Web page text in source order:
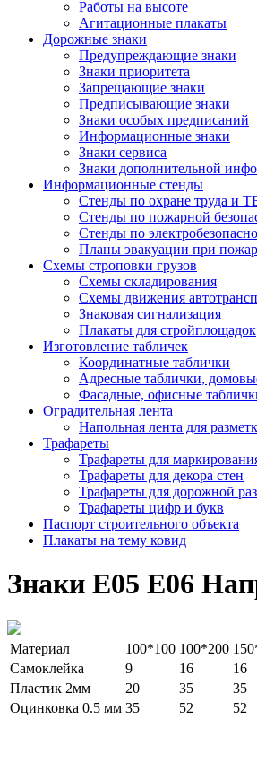
Работы на высоте
Агитационные плакаты
Дорожные знаки
Предупреждающие знаки
Знаки приоритета
Запрещающие знаки
Предписывающие знаки
Знаки особых предписаний
Информационные знаки
Знаки сервиса
Знаки дополнительной
Информационные стенды
Стенды по охране труда и
Стенды по пожарной
Стенды по
Планы эвакуации при
Схемы строповки грузов
Схемы складирования
Схемы движения
Знаковая сигнализация
Плакаты для стройплощадок
Изготовление табличек
Координатные таблички
Адресные таблички,
Фасадные, офисные
Оградительная лента
Напольная лента для
Трафареты
Трафареты для
Трафареты для декора стен
Трафареты для дорожной
Трафареты цифр и букв
Паспорт строительного объекта
Плакаты на тему ковид
Знаки Е05 Е06
Материал 100*100 100*200
Самоклейка
9 16 16
Пластик 2мм
20 35 35
Оцинковка 0.5 мм 35 52 52